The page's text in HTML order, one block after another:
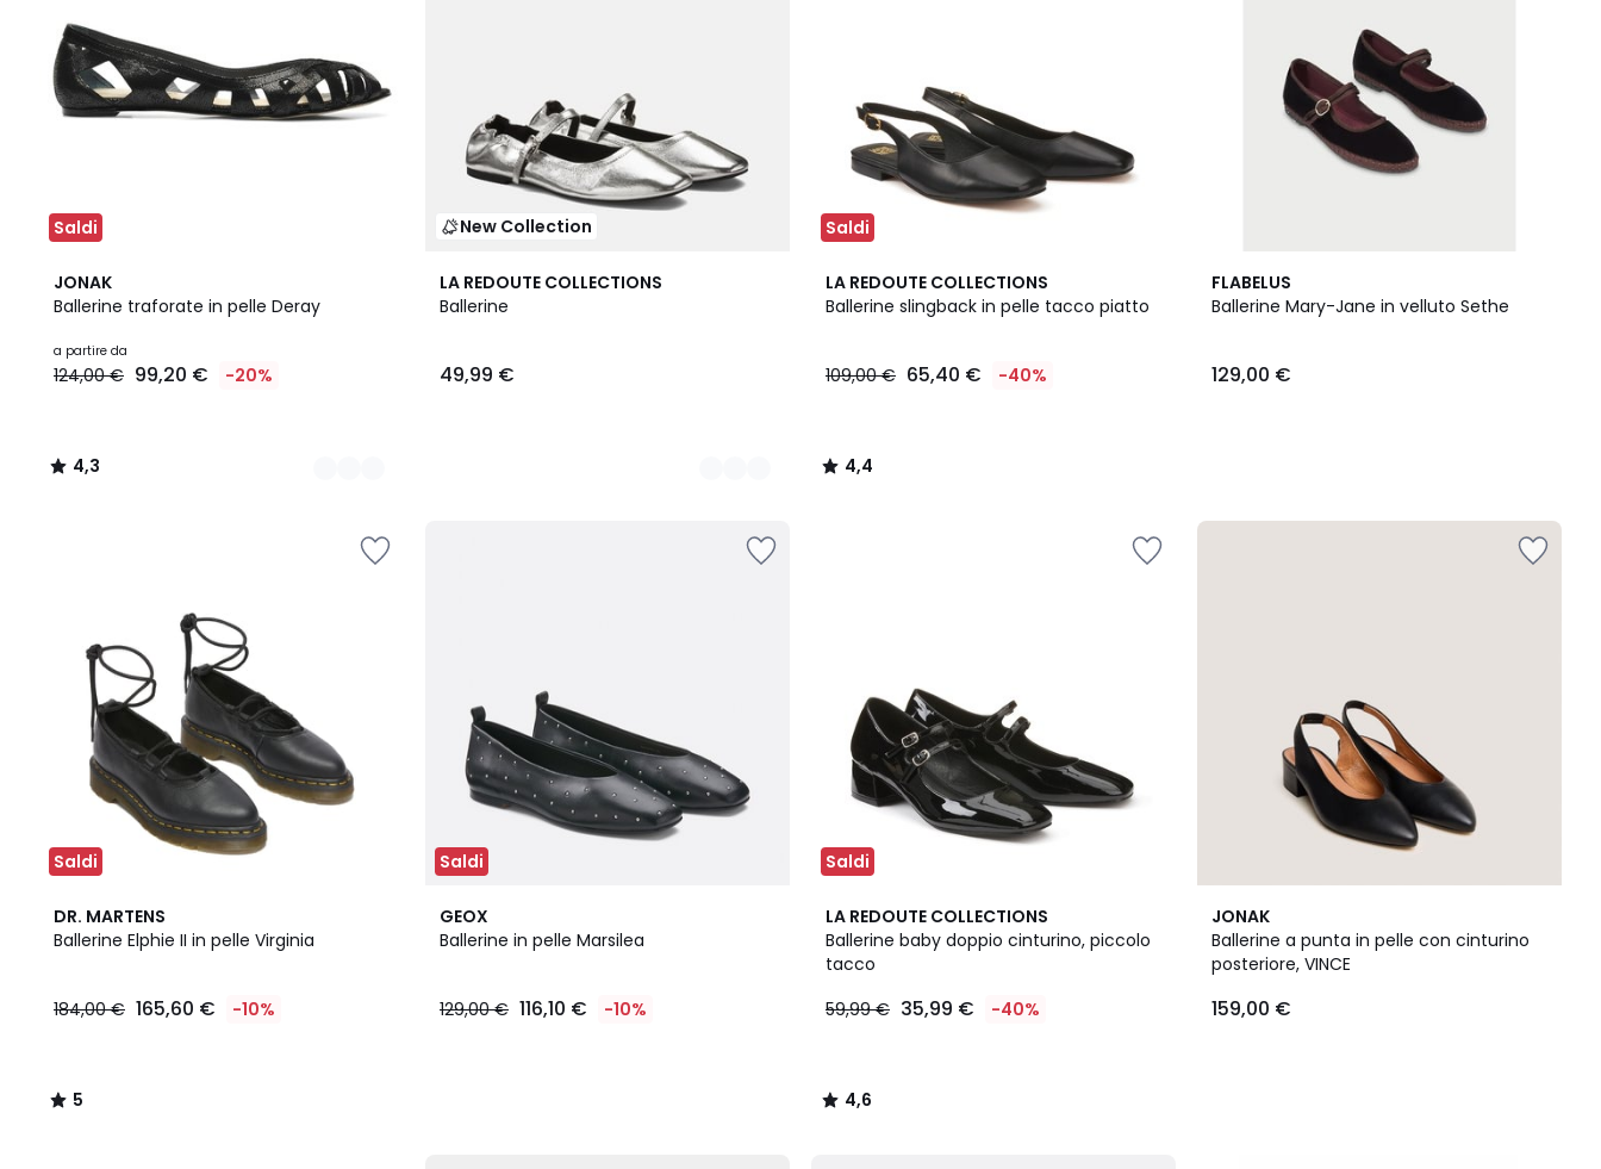
Saldi
JONAK
Ballerine traforate in pelle Deray
a partire da
124,00 € 99,20 € -20%
4,3
/ 5
3
Colori
4,3
/
New Collection
LA REDOUTE COLLECTIONS
Ballerine
49,99 €
2
Colori
Saldi
LA REDOUTE COLLECTIONS
Ballerine slingback in pelle tacco piatto
109,00 € 65,40 € -40%
4,4
/ 5
4,4
/
FLABELUS
Ballerine Mary-Jane in velluto Sethe
129,00 €
Saldi
DR. MARTENS
Ballerine Elphie II in pelle Virginia
184,00 € 165,60 € -10%
5
/
5
/
Saldi
GEOX
Ballerine in pelle Marsilea
129,00 € 116,10 € -10%
Saldi
LA REDOUTE COLLECTIONS
Ballerine baby doppio cinturino, piccolo
tacco
59,99 € 35,99 € -40%
4,6
/ 5
4,6
/
JONAK
Ballerine a punta in pelle con cinturino
posteriore, VINCE
159,00 €